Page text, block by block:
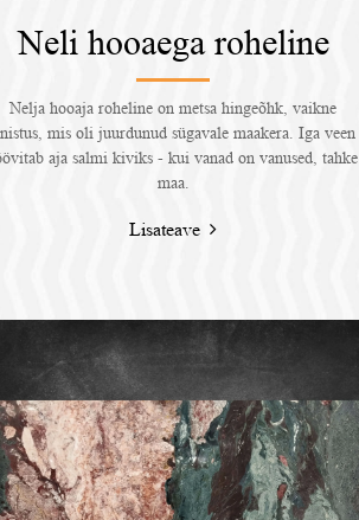
Neli hooaega roheline
Nelja hooaja roheline on metsa hingeõhk, vaikne
mis oli juurdunud sügavale maakera. Iga veen
aja salmi kiviks - kui vanad on vanused, tahke
maa.
Lisateave